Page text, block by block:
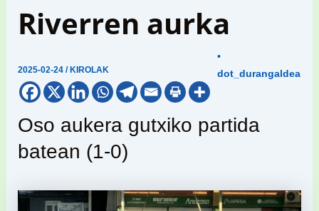
Riverren aurka
2025-02-24/ KIROLAK
•
dot_durangaldea
Oso aukera gutxiko partida
batean (1-0)